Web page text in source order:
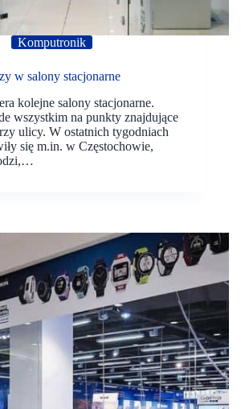
Komputronik
w salony stacjonarne
kolejne salony stacjonarne.
wszystkim na punkty znajdujące
ulicy. W ostatnich tygodniach
się m.in. w Częstochowie,